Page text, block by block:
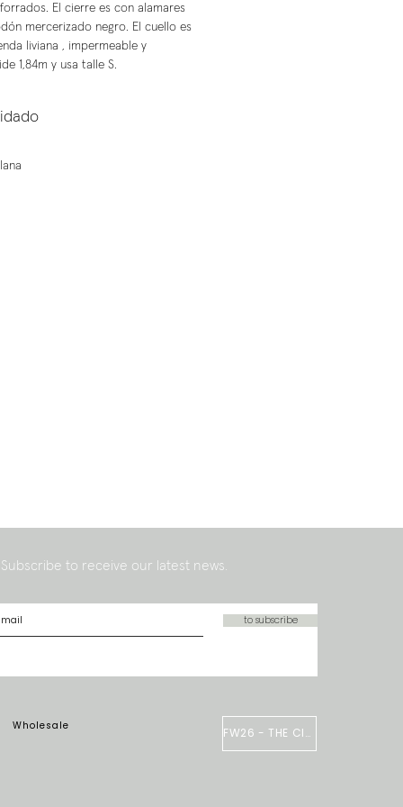
El cierre es con alamares
mercerizado negro. El cuello es
liviana , impermeable y
1,84m y usa talle S.
Subscribe to receive our latest news.
to subscribe
Wholesale FW26 - THE CIRCUS